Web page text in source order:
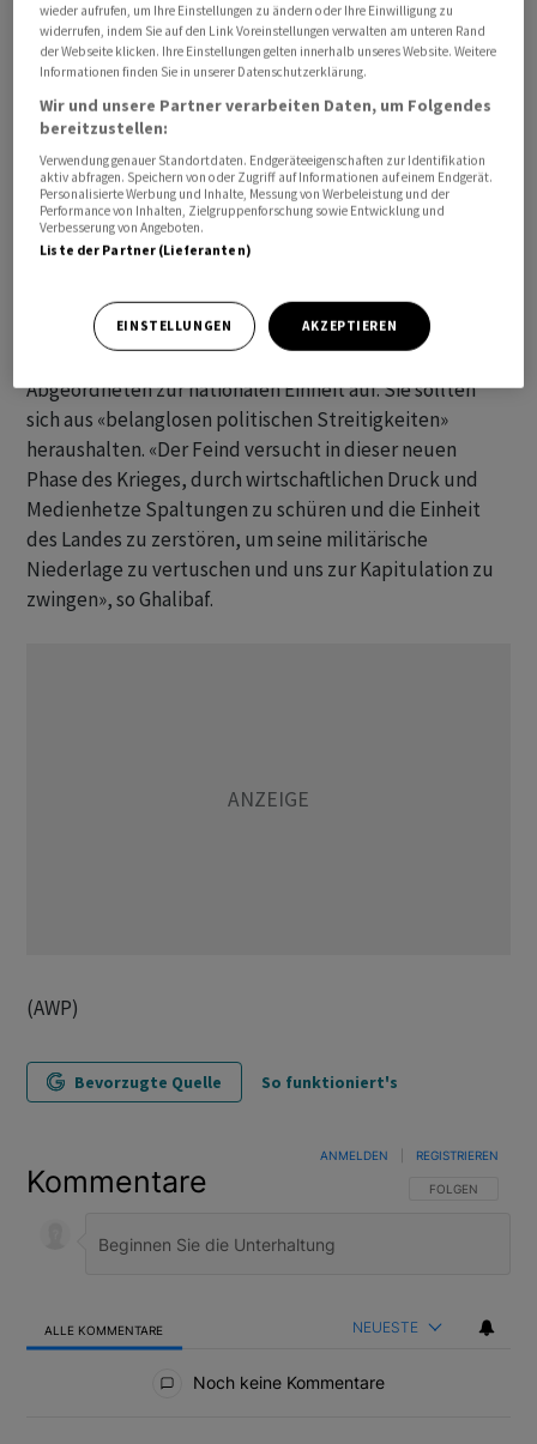
Seit Tagen ringen die USA und der Iran um ein
Rahmenabkommen zur Verlängerung der seit dem 8.
Verhandlungen. Die den Revolutionsgarden
nahestehende Nachrichtenagentur Fars schrieb, dass
unmittelbar nach Unterzeichnung einer vorläufigen
Einigung zwölf Milliarden US-Dollar auf eingefrorenen
iranischen Auslandskonten freigegeben werden
Ghalibaf legte als wiedergewählter
Parlamentspräsident seinen Amtseid ab. Er rief die
Abgeordneten zur nationalen Einheit auf. Sie sollten
sich aus «belanglosen politischen Streitigkeiten»
heraushalten. «Der Feind versucht in dieser neuen
Phase des Krieges, durch wirtschaftlichen Druck und
Medienhetze Spaltungen zu schüren und die Einheit
des Landes zu zerstören, um seine militärische
Niederlage zu vertuschen und uns zur Kapitulation zu
zwingen», so Ghalibaf.
(AWP)
Bevorzugte Quelle So funktioniert's
Kommentare FOLGE DIESER
FOLGEN
ANMELDEN REGISTRIEREN
ALLE KOMMENTARE NEUESTE
Noch keine Kommentare
wieder aufrufen, um Ihre Einstellungen zu ändern oder Ihre Einwilligung zu
widerrufen, indem Sie auf den Link Voreinstellungen verwalten am unteren Rand
der Webseite klicken. Ihre Einstellungen gelten innerhalb unseres Website. Weitere
Informationen finden Sie in unserer Datenschutzerklärung.
Wir und unsere Partner verarbeiten Daten, um Folgendes
bereitzustellen:
Verwendung genauer Standortdaten. Endgeräteeigenschaften zur Identifikation
aktiv abfragen. Speichern von oder Zugriff auf Informationen auf einem Endgerät.
Personalisierte Werbung und Inhalte, Messung von Werbeleistung und der
Performance von Inhalten, Zielgruppenforschung sowie Entwicklung und
Verbesserung von Angeboten.
Liste der Partner (Lieferanten)
EINSTELLUNGEN AKZEPTIEREN